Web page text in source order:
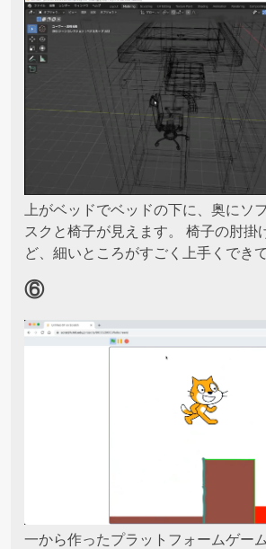
上がベッドでベッドの下に、奥にソ
スクと椅子が見えます。 椅子の肘掛
ど、細いところがすごく上手くでき
⑥
一から作ったプラットフォームゲー